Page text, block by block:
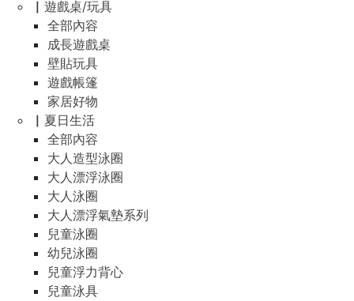
▏遊戲桌/玩具
全部內容
成長遊戲桌
壁貼玩具
遊戲帳篷
家居好物
▏夏日生活
全部內容
大人造型泳圈
大人漂浮泳圈
大人泳圈
大人漂浮氣墊系列
兒童泳圈
幼兒泳圈
兒童浮力背心
兒童泳具